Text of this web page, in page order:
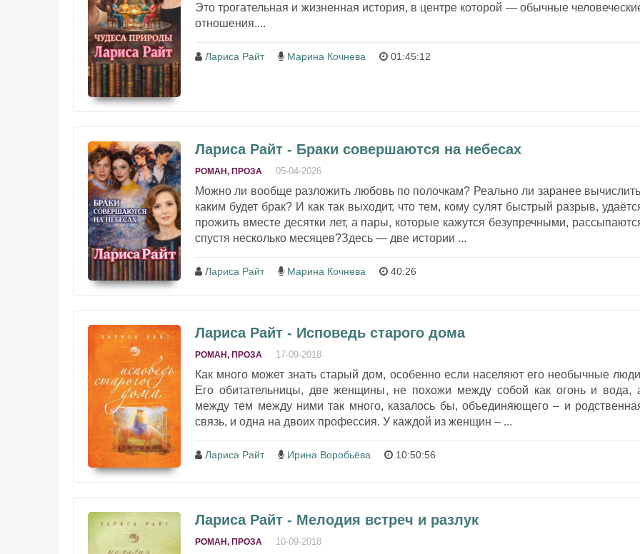
Это трогательная и жизненная история, в центре которой — обычные
отношения....
Лариса Райт Марина Кочнева 01:45:12
Лариса Райт - Браки совершаются на небесах
РОМАН, ПРОЗА 05-04-2026
Можно ли вообще разложить любовь по полочкам? Реально ли заранее
каким будет брак? И как так выходит, что тем, кому сулят быстрый разрыв,
прожить вместе десятки лет, а пары, которые кажутся безупречными,
спустя несколько месяцев?Здесь — две истории ...
Лариса Райт Марина Кочнева 40:26
Лариса Райт - Исповедь старого дома
РОМАН, ПРОЗА 17-09-2018
Как много может знать старый дом, особенно если населяют его необычные
Его обитательницы, две женщины, не похожи между собой как огонь и вода,
между тем между ними так много, казалось бы, объединяющего – и
связь, и одна на двоих профессия. У каждой из женщин – ...
Лариса Райт Ирина Воробьёва 10:50:56
Лариса Райт - Мелодия встреч и разлук
РОМАН, ПРОЗА 10-09-2018